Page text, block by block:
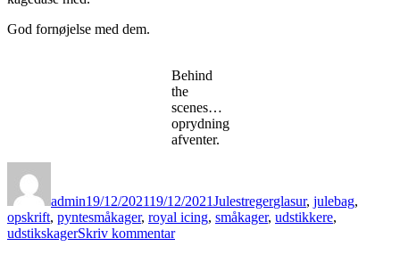
God fornøjelse med dem.
Behind
the
scenes…
oprydning
afventer.
admin19/12/202119/12/2021Julestregerglasur, julebag,
opskrift, pyntesmåkager, royal icing, småkager, udstikkere,
udstikskagerSkriv kommentartil